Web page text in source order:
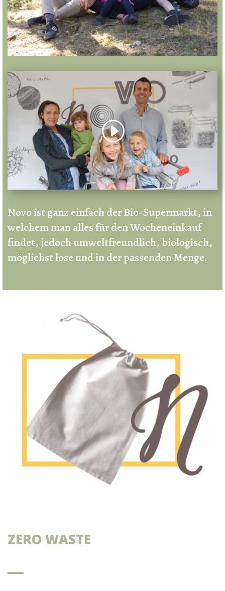
Novo ist ganz einfach der Bio-Supermarkt, in
welchem man alles für den Wocheneinkauf
findet, jedoch umweltfreundlich, biologisch,
möglichst lose und in der passenden Menge.
ZERO WASTE